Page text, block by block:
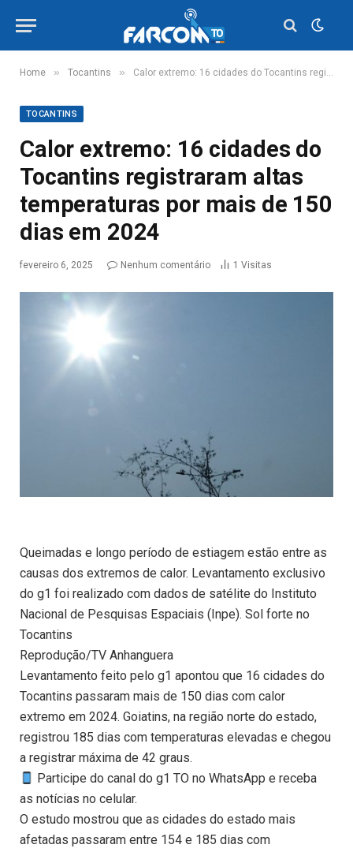
Home » Tocantins » Calor extremo: 16 cidades do Tocantins registraram altas temperaturas por mais de 150 dias em 2024
TOCANTINS
Calor extremo: 16 cidades do
Tocantins registraram altas
temperaturas por mais de 150
dias em 2024
fevereiro 6, 2025 Nenhum comentário 1 Visitas
Queimadas e longo período de estiagem estão entre as
causas dos extremos de calor. Levantamento exclusivo
do g1 foi realizado com dados de satélite do Instituto
Nacional de Pesquisas Espaciais (Inpe). Sol forte no
Tocantins
Reprodução/TV Anhanguera
Levantamento feito pelo g1 apontou que 16 cidades do
Tocantins passaram mais de 150 dias com calor
extremo em 2024. Goiatins, na região norte do estado,
registrou 185 dias com temperaturas elevadas e chegou
a registrar máxima de 42 graus.
Participe do canal do g1 TO no WhatsApp e receba
as notícias no celular.
O estudo mostrou que as cidades do estado mais
afetadas passaram entre 154 e 185 dias com